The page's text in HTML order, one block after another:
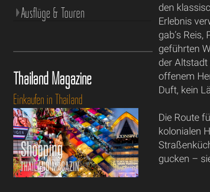
den
Erlebnis
gab’s
geführten
der
offenem
Duft, kein
Die Route
kolonialen
gucken –
Ausflüge & Touren
Thailand Magazine
Einkaufen in Thailand